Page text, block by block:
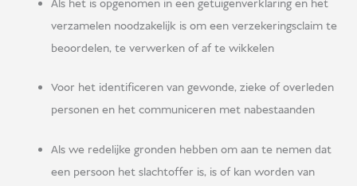
Als het is opgenomen in een getuigenverklaring en het
verzamelen noodzakelijk is om een verzekeringsclaim te
beoordelen, te verwerken of af te wikkelen
Voor het identificeren van gewonde, zieke of overleden
personen en het communiceren met nabestaanden
Als we redelijke gronden hebben om aan te nemen dat
een persoon het slachtoffer is, is of kan worden van